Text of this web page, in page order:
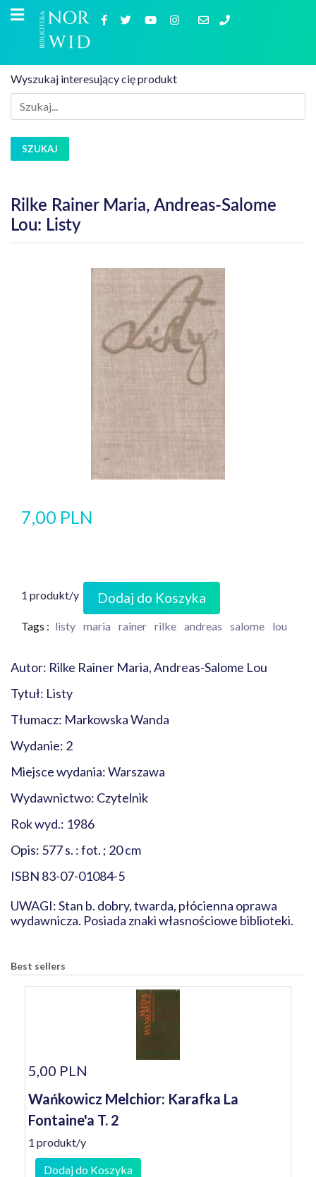
Wyszukaj interesujący cię produkt
SZUKAJ
Rilke Rainer Maria, Andreas-Salome
Lou: Listy
7,00 PLN
1 produkt/y Dodaj do Koszyka
Tags : listy maria rainer rilke andreas salome lou
Autor: Rilke Rainer Maria, Andreas-Salome Lou
Tytuł: Listy
Tłumacz: Markowska Wanda
Wydanie: 2
Miejsce wydania: Warszawa
Wydawnictwo: Czytelnik
Rok wyd.: 1986
Opis: 577 s. : fot. ; 20 cm
ISBN 83-07-01084-5
UWAGI: Stan b. dobry, twarda, płócienna oprawa
wydawnicza. Posiada znaki własnościowe biblioteki.
Best sellers
5,00 PLN
Wańkowicz Melchior: Karafka La
Fontaine'a T. 2
1 produkt/y
Dodaj do Koszyka